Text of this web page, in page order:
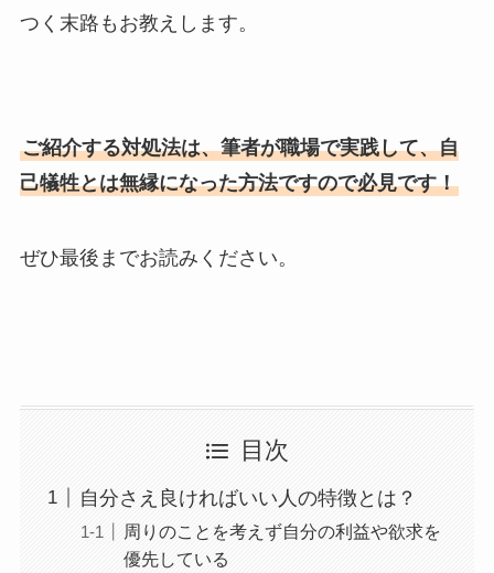
つく末路もお教えします。
ご紹介する対処法は、筆者が職場で実践して、自
己犠牲とは無縁になった方法ですので必見です！
ぜひ最後までお読みください。
目次
自分さえ良ければいい人の特徴とは？
周りのことを考えず自分の利益や欲求を
優先している